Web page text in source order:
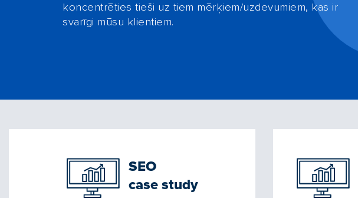
koncentrēties tieši uz tiem mērķiem/uzdevumiem, kas ir
svarīgi mūsu klientiem.
SEO
case study